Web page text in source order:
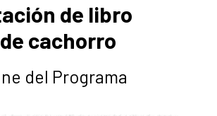
de libro
cachorro
del Programa